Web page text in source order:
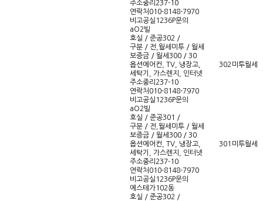
주소중리237-10
연락처 010-8148-7970
비고공실1236P문의
aO2빌
호실 / 준공302 /
구분 / 전,월세 미투 / 월세
보증금 / 월세 300 / 30
옵션에어컨, TV, 냉장고,
세탁기, 가스렌지, 인터넷
주소중리237-10
연락처 010-8148-7970
비고공실1236P문의
302 미투월세
aO2빌
호실 / 준공301 /
구분 / 전,월세 미투 / 월세
보증금 / 월세 300 / 30
옵션에어컨, TV, 냉장고,
세탁기, 가스렌지, 인터넷
주소중리237-10
연락처 010-8148-7970
비고공실1236P문의
301 미투월세
에스테가102동
호실 / 준공302 /